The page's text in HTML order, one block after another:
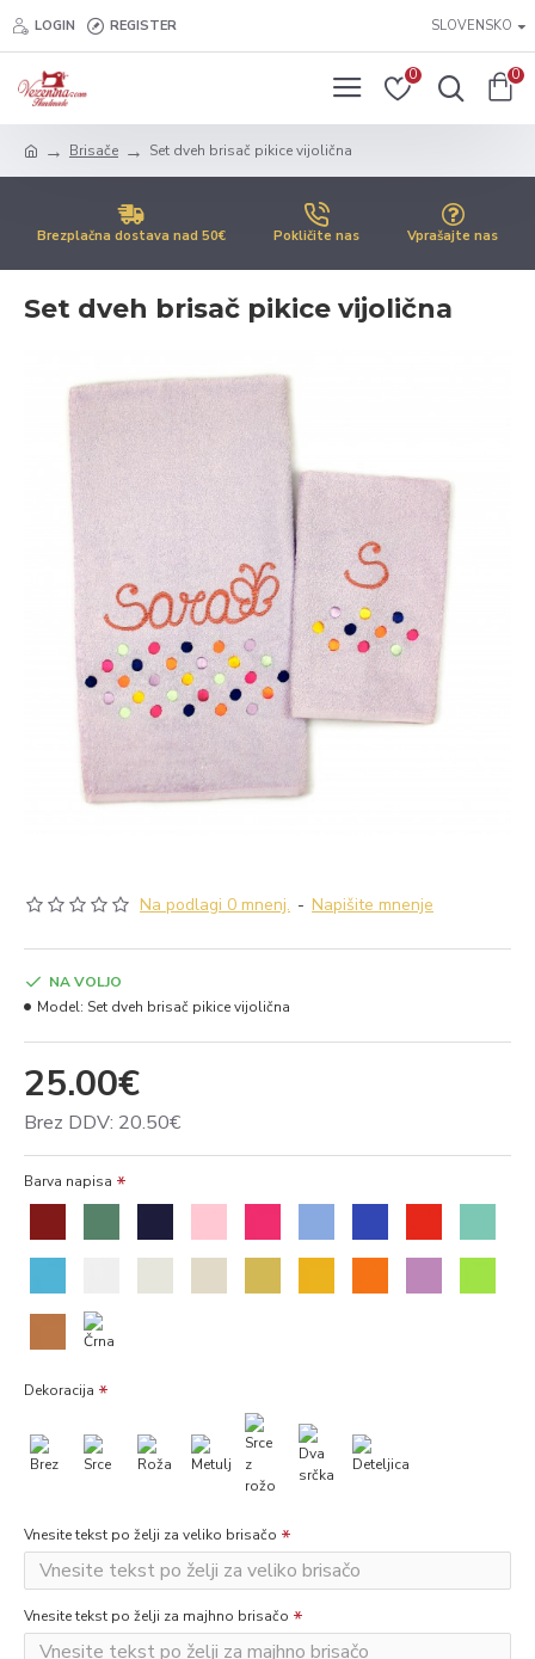
LOGIN REGISTER SLOVENSKO
0 0
Brisače Set dveh brisač pikice vijolična
Brezplačna dostava nad 50€ Pokličite nas Vprašajte nas
Set dveh brisač pikice vijolična
Na podlagi 0 mnenj. - Napišite mnenje
25.00€
Brez DDV: 20.50€
NA VOLJO
Model: Set dveh brisač pikice vijolična
Barva napisa
Dekoracija
Vnesite tekst po želji za veliko brisačo
Vnesite tekst po želji za majhno brisačo